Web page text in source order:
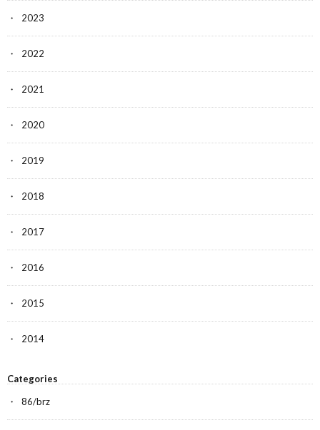
2023
2022
2021
2020
2019
2018
2017
2016
2015
2014
Categories
86/brz